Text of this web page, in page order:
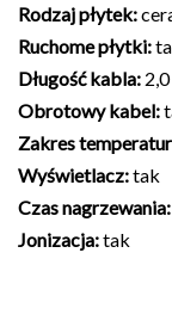
Rodzaj płytek:
Ruchome płytki:
Długość kabla:
Obrotowy kabel:
Zakres
Wyświetlacz:tak
Czas nagrzewania:
Jonizacja:tak